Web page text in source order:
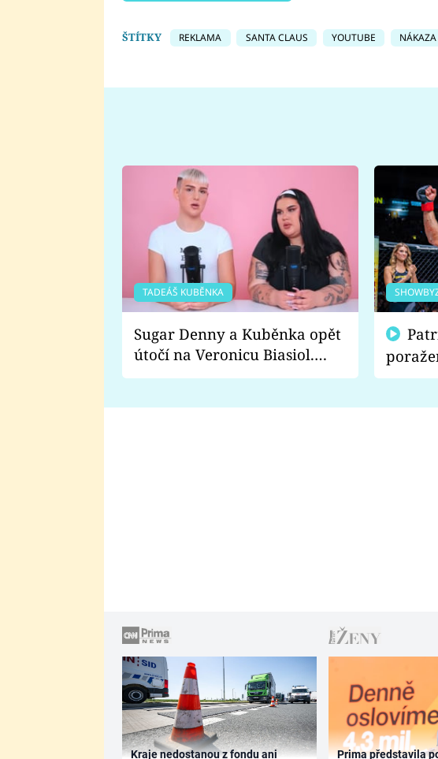
ŠTÍTKY REKLAMA SANTA CLAUS YOUTUBE NÁKAZA
TADEÁŠ KUBĚNKA
Sugar Denny a Kuběnka opět
útočí na Veronicu Biasiol.
Proč je podle nich falešná a
Kraje nedostanou z fondu ani Prima představila